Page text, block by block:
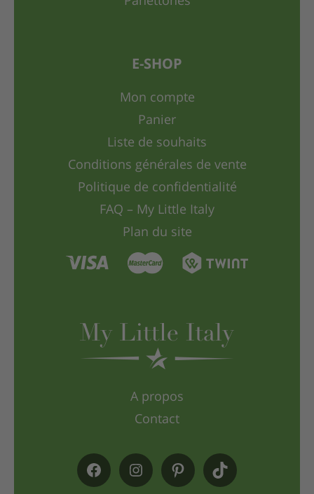
E-SHOP
Mon compte
Panier
Liste de souhaits
Conditions générales de vente
Politique de confidentialité
FAQ – My Little Italy
Plan du site
A propos
Contact